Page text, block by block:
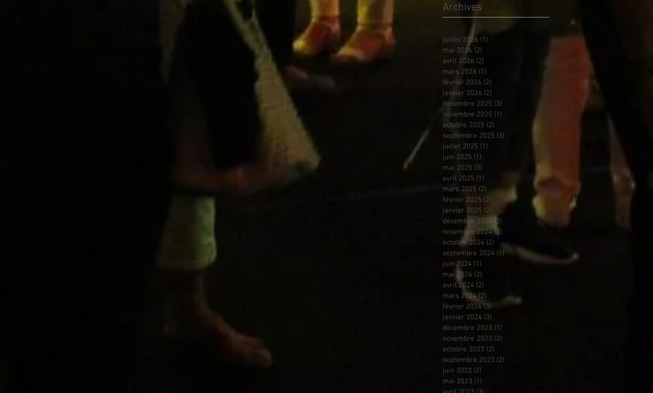
Archives
juillet 2026 (1)
mai 2026 (2)
avril 2026 (2)
mars 2026 (1)
février 2026 (2)
janvier 2026 (2)
décembre 2025 (3)
novembre 2025 (1)
octobre 2025 (2)
septembre 2025 (3)
juillet 2025 (1)
juin 2025 (1)
mai 2025 (3)
avril 2025 (1)
mars 2025 (2) 2 posts
février 2025 (2) 2 posts
janvier 2025 (2)
décembre 2024 (2)
novembre 2024 (2)
octobre 2024 (2) 2 posts
septembre 2024 (1) 1 post
juin 2024 (1)
mai 2024 (2)
avril 2024 (2)
mars 2024 (2) 2 posts
février 2024 (3)
janvier 2024 (3)
décembre 2023 (1)
novembre 2023 (2)
octobre 2023 (2)
septembre 2023 (2)
juin 2023 (2)
mai 2023 (1)